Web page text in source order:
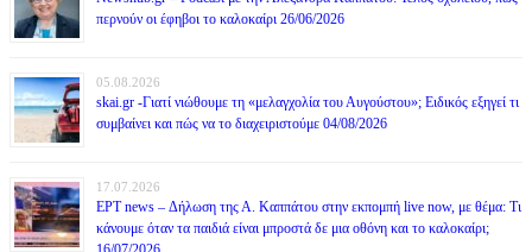
περνούν οι έφηβοι το καλοκαίρι 26/06/2026
05.08.2026
skai.gr -Γιατί νιώθουμε τη «μελαγχολία του Αυγούστου»; Ειδικός εξηγεί τι
συμβαίνει και πώς να το διαχειριστούμε 04/08/2026
17.07.2026
ΕΡΤ news – Δήλωση της Α. Καππάτου στην εκπομπή live now, με θέμα: Τι
κάνουμε όταν τα παιδιά είναι μπροστά δε μια οθόνη και το καλοκαίρι;